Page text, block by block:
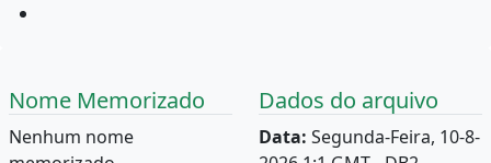
Nome Memorizado
Nenhum nome
Dados do arquivo
Data: Segunda-Feira, 10-8-